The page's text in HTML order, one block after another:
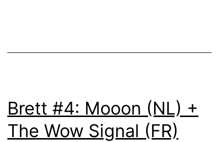
Brett #4: Mooon (NL) +
The Wow Signal (FR)